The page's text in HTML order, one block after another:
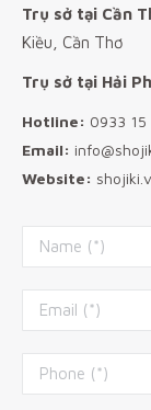
Trụ sở tại Cần
Kiều, Cần Thơ
Trụ sở tại Hải
Hotline: 0933 15
Email:
Website: